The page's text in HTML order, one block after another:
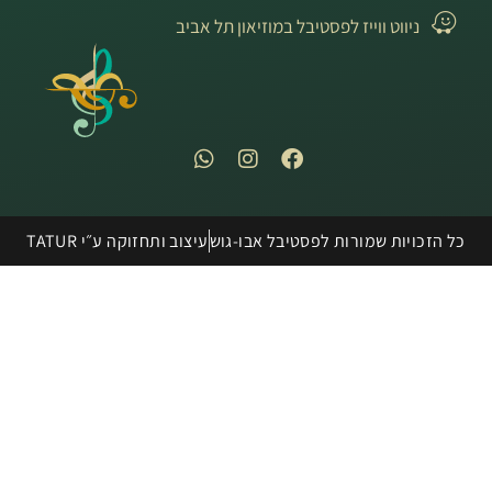
ניווט ווייז לפסטיבל במוזיאון תל אביב
כל הזכויות שמורות לפסטיבל אבו-גושעיצוב ותחזוקה ע״י TATUR